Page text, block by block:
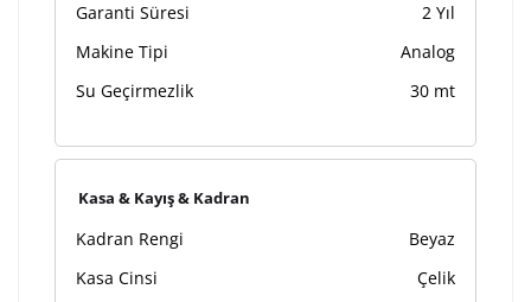
Garanti Süresi
2 Yıl
Makine Tipi
Analog
Su Geçirmezlik
30 mt
Kasa & Kayış & Kadran
Kadran Rengi
Beyaz
Kasa Cinsi
Çelik